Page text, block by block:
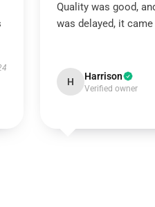
Quality was good,
was delayed, it
H Harrison
Verified owner